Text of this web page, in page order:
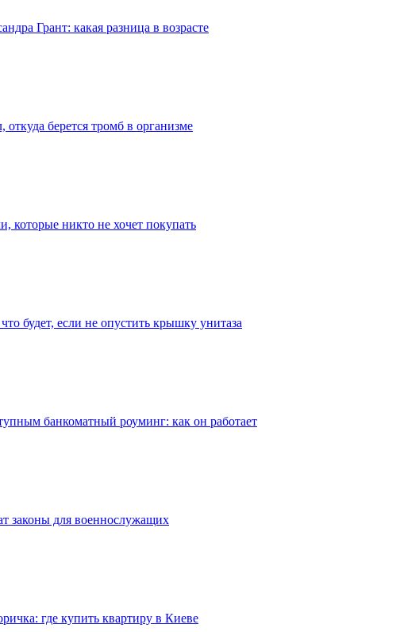
Грант: какая разница в возрасте
откуда берется тромб в организме
которые никто не хочет покупать
будет, если не опустить крышку унитаза
банкоматный роуминг: как он работает
законы для военнослужащих
где купить квартиру в Киеве